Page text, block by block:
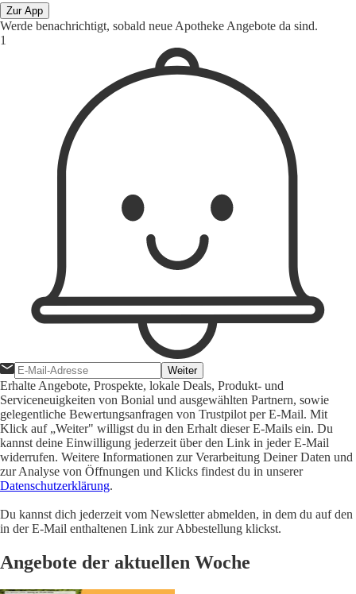
Zur App
Werde benachrichtigt, sobald neue Apotheke Angebote da sind.
Weiter
Erhalte Angebote, Prospekte, lokale Deals, Produkt- und
Serviceneuigkeiten von Bonial und ausgewählten Partnern, sowie
gelegentliche Bewertungsanfragen von Trustpilot per E-Mail. Mit
Klick auf „Weiter" willigst du in den Erhalt dieser E-Mails ein. Du
kannst deine Einwilligung jederzeit über den Link in jeder E-Mail
widerrufen. Weitere Informationen zur Verarbeitung Deiner Daten und
zur Analyse von Öffnungen und Klicks findest du in unserer
Datenschutzerklärung.
Du kannst dich jederzeit vom Newsletter abmelden, in dem du auf den
in der E-Mail enthaltenen Link zur Abbestellung klickst.
Angebote der aktuellen Woche